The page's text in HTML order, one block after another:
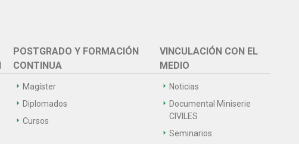
POSTGRADO Y FORMACIÓN
CONTINUA
Magíster
Diplomados
Cursos
VINCULACIÓN CON EL
MEDIO
Noticias
Documental Miniserie
CIVILES
Seminarios